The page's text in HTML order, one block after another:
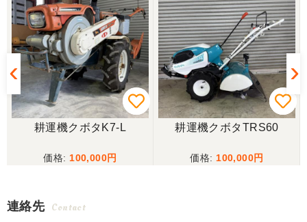
耕運機クボタK7-L
100,000
耕運機クボタTRS60
100,000
連絡先 Contact